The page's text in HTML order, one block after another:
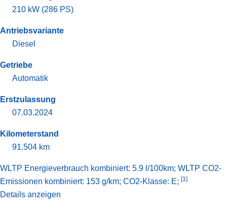
210 kW (286 PS)
Antriebsvariante
Diesel
Getriebe
Automatik
Erstzulassung
07.03.2024
Kilometerstand
91.504 km
WLTP Energieverbrauch kombiniert: 5.9 l/100km; WLTP CO2-
Emissionen kombiniert: 153 g/km; CO2-Klasse: E; [1]
Details anzeigen